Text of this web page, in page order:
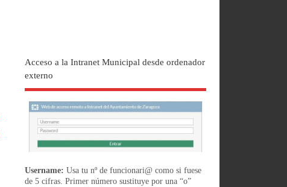
Acceso a la Intranet Municipal desde ordenador
externo
Username: Usa tu nº de funcionari@ como si fuese
de 5 cifras. Primer número sustituye por una “o”